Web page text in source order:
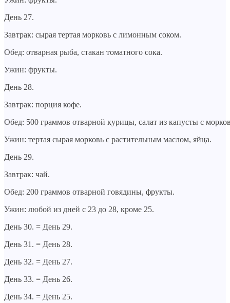
День 27.
Завтрак: сырая тертая морковь с лимонным соком.
Обед: отварная рыба, стакан томатного сока.
Ужин: фрукты.
День 28.
Завтрак: порция кофе.
Обед: 500 граммов отварной курицы, салат из капусты с
Ужин: тертая сырая морковь с растительным маслом, яйца.
День 29.
Завтрак: чай.
Обед: 200 граммов отварной говядины, фрукты.
Ужин: любой из дней с 23 до 28, кроме 25.
День 30. = День 29.
День 31. = День 28.
День 32. = День 27.
День 33. = День 26.
День 34. = День 25.